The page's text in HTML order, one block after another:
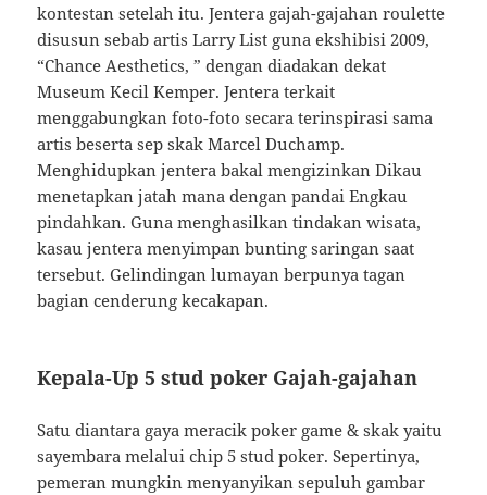
kontestan setelah itu. Jentera gajah-gajahan roulette
disusun sebab artis Larry List guna ekshibisi 2009,
“Chance Aesthetics, ” dengan diadakan dekat
Museum Kecil Kemper. Jentera terkait
menggabungkan foto-foto secara terinspirasi sama
artis beserta sep skak Marcel Duchamp.
Menghidupkan jentera bakal mengizinkan Dikau
menetapkan jatah mana dengan pandai Engkau
pindahkan. Guna menghasilkan tindakan wisata,
kasau jentera menyimpan bunting saringan saat
tersebut. Gelindingan lumayan berpunya tagan
bagian cenderung kecakapan.
Kepala-Up 5 stud poker Gajah-gajahan
Satu diantara gaya meracik poker game & skak yaitu
sayembara melalui chip 5 stud poker. Sepertinya,
pemeran mungkin menyanyikan sepuluh gambar